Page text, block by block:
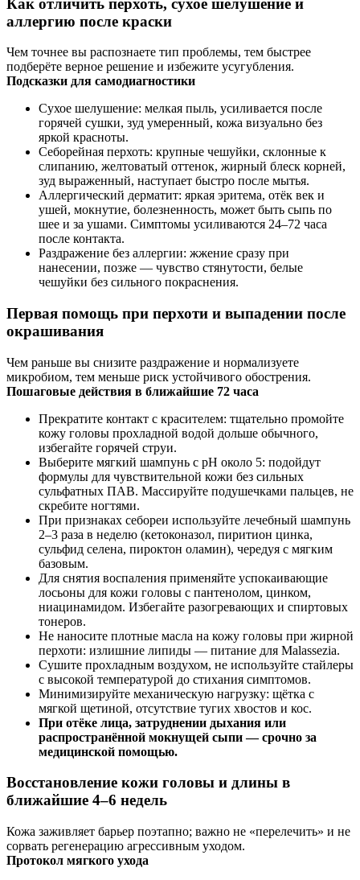
аллергию после краски
Чем точнее вы распознаете тип проблемы, тем быстрее
подберёте верное решение и избежите усугубления.
Подсказки для самодиагностики
Сухое шелушение: мелкая пыль, усиливается после
горячей сушки, зуд умеренный, кожа визуально без
яркой красноты.
Себорейная перхоть: крупные чешуйки, склонные к
слипанию, желтоватый оттенок, жирный блеск корней,
зуд выраженный, наступает быстро после мытья.
Аллергический дерматит: яркая эритема, отёк век и
ушей, мокнутие, болезненность, может быть сыпь по
шее и за ушами. Симптомы усиливаются 24–72 часа
после контакта.
Раздражение без аллергии: жжение сразу при
нанесении, позже — чувство стянутости, белые
чешуйки без сильного покраснения.
Первая помощь при перхоти и выпадении после
окрашивания
Чем раньше вы снизите раздражение и нормализуете
микробиом, тем меньше риск устойчивого обострения.
Пошаговые действия в ближайшие 72 часа
Прекратите контакт с красителем: тщательно промойте
кожу головы прохладной водой дольше обычного,
избегайте горячей струи.
Выберите мягкий шампунь с pH около 5: подойдут
формулы для чувствительной кожи без сильных
сульфатных ПАВ. Массируйте подушечками пальцев, не
скребите ногтями.
При признаках себореи используйте лечебный шампунь
2–3 раза в неделю (кетоконазол, пиритион цинка,
сульфид селена, пироктон оламин), чередуя с мягким
базовым.
Для снятия воспаления применяйте успокаивающие
лосьоны для кожи головы с пантенолом, цинком,
ниацинамидом. Избегайте разогревающих и спиртовых
тонеров.
Не наносите плотные масла на кожу головы при жирной
перхоти: излишние липиды — питание для Malassezia.
Сушите прохладным воздухом, не используйте стайлеры
с высокой температурой до стихания симптомов.
Минимизируйте механическую нагрузку: щётка с
мягкой щетиной, отсутствие тугих хвостов и кос.
При отёке лица, затруднении дыхания или
распространённой мокнущей сыпи — срочно за
медицинской помощью.
Восстановление кожи головы и длины в
ближайшие 4–6 недель
Кожа заживляет барьер поэтапно; важно не «перелечить» и не
сорвать регенерацию агрессивным уходом.
Протокол мягкого ухода